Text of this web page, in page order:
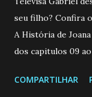
seu filho? Confira
A História de
dos capitulos 09
a Programação
COMPARTILHAR